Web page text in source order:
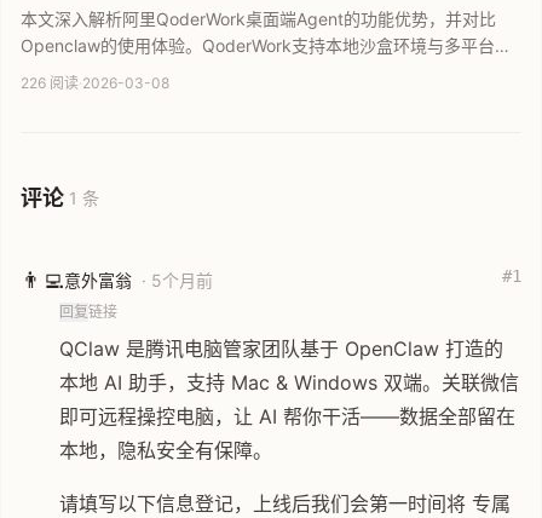
本文深入解析阿里QoderWork桌面端Agent的功能优势，并对比
Openclaw的使用体验。QoderWork支持本地沙盒环境与多平台运
行，通过自然语言指令与Skills插件组合，实现公众号内容转小红书
226 阅读·2026-03-08
评论 1 条
👨‍💻意外富翁 · 5个月前 #1
回复链接
QClaw 是腾讯电脑管家团队基于 OpenClaw 打造的
本地 AI 助手，支持 Mac & Windows 双端。关联微信
即可远程操控电脑，让 AI 帮你干活——数据全部留在
本地，隐私安全有保障。
请填写以下信息登记，上线后我们会第一时间将 专属